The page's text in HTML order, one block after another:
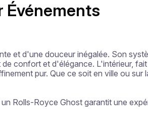
Événements
et d'une douceur inégalée. Son
confort et d'élégance. L'intérieur, fait
pur. Que ce soit en ville ou sur
Rolls-Royce Ghost garantit une